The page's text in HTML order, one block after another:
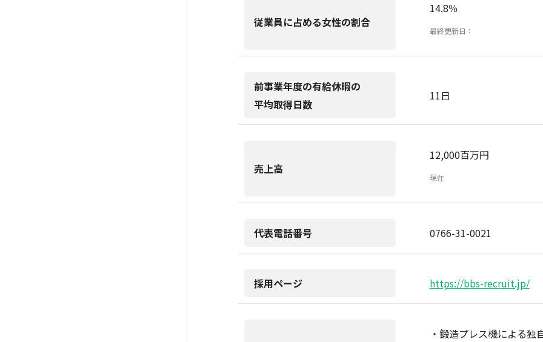
従業員に占める女性の割合
14.8％
最終更新日：
前事業年度の有給休暇の
平均取得日数
11日
売上高
12,000百万円
現在
代表電話番号 0766-31-0021
採用ページ https://bbs-recruit.jp/
・鍛造プレス機による